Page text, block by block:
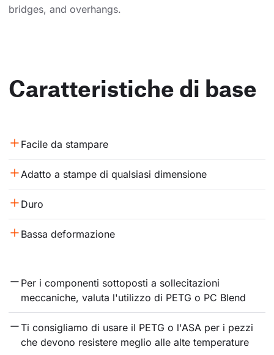
bridges, and overhangs.
Caratteristiche di base
Facile da stampare
Adatto a stampe di qualsiasi dimensione
Duro
Bassa deformazione
Per i componenti sottoposti a sollecitazioni
meccaniche, valuta l'utilizzo di PETG o PC Blend
Ti consigliamo di usare il PETG o l'ASA per i pezzi
che devono resistere meglio alle alte temperature